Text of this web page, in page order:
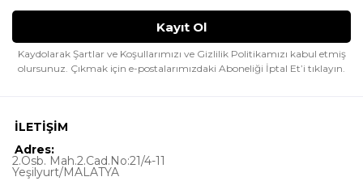
Kaydolarak Şartlar ve Koşullarımızı ve Gizlilik Politikamızı kabul etmiş
olursunuz. Çıkmak için e-postalarımızdaki Aboneliği İptal Et’i tıklayın.
İLETİŞİM
Adres:
2.Osb. Mah.2.Cad.No:21/4-11
Yeşilyurt/MALATYA